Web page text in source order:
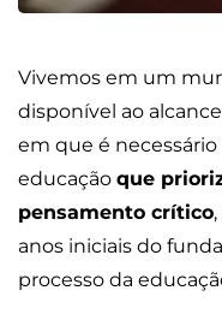
Vivemos em um
disponível ao
em que é
educação que
pensamento crítico
anos iniciais do
processo da